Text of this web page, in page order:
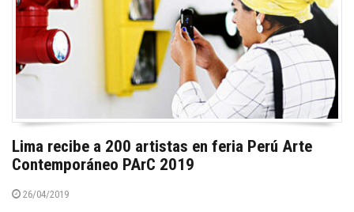
Lima recibe a 200 artistas en feria Perú Arte
Contemporáneo PArC 2019
26/04/2019